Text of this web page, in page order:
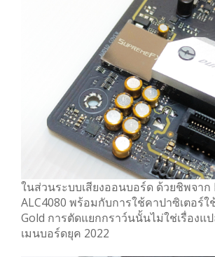
ในส่วนระบบเสียงออนบอร์ด ด้วยชิพจาก
ALC4080 พร้อมกับการใช้คาปาซิเตอร์ใ
Gold การตัดแยกกราว์นนั้นไม่ใช่เรื่องแ
เมนบอร์ดยุค 2022